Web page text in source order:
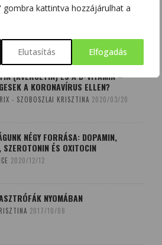
kattintva hozzájárulhat a
Elutasítás Elfogadás
VÍRUS – AZ ÚJ GYEREKBETEGSÉG
(KVERCETIN) ÉS A D-VITAMIN –
A KORONAVÍRUS ELLEN?
- SZOBOSZLAI KRISZTINA 2020/03/20
NÉGY FORRÁSA: DOPAMIN,
SZEROTONIN ÉS OXITOCIN
2020/12/12
NYOMÁBAN
2017/10/08